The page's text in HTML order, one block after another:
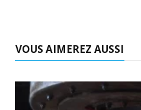
VOUS AIMEREZ AUSSI